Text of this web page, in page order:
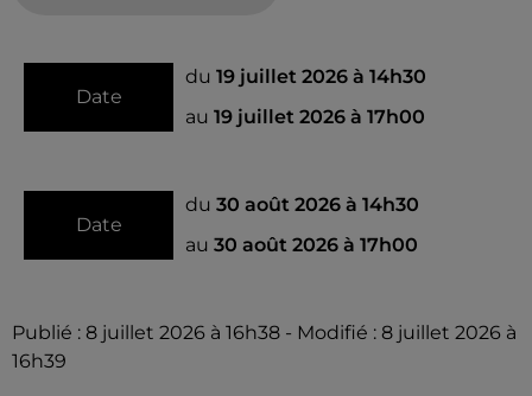
Date
du 19 juillet 2026 à 14h30
au 19 juillet 2026 à 17h00
Date
du 30 août 2026 à 14h30
au 30 août 2026 à 17h00
Publié : 8 juillet 2026 à 16h38 - Modifié : 8 juillet 2026 à
16h39